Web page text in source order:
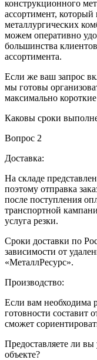
конструкционного
ассортимент, который
металлургических
можем оперативно
большинства
ассортимента.
Если же ваш запрос
мы готовы
максимально
Каковы сроки
Вопрос 2
Доставка:
На складе
поэтому отправка
после поступления
транспортной
услуга резки.
Сроки доставки по
зависимости от
«МеталлРесурс».
Производство:
Если вам необходима
готовности составит
сможет
Предоставляете ли вы
объекте?